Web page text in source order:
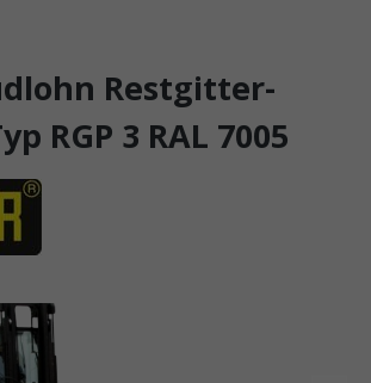
Restgitter-
RGP 3 RAL 7005